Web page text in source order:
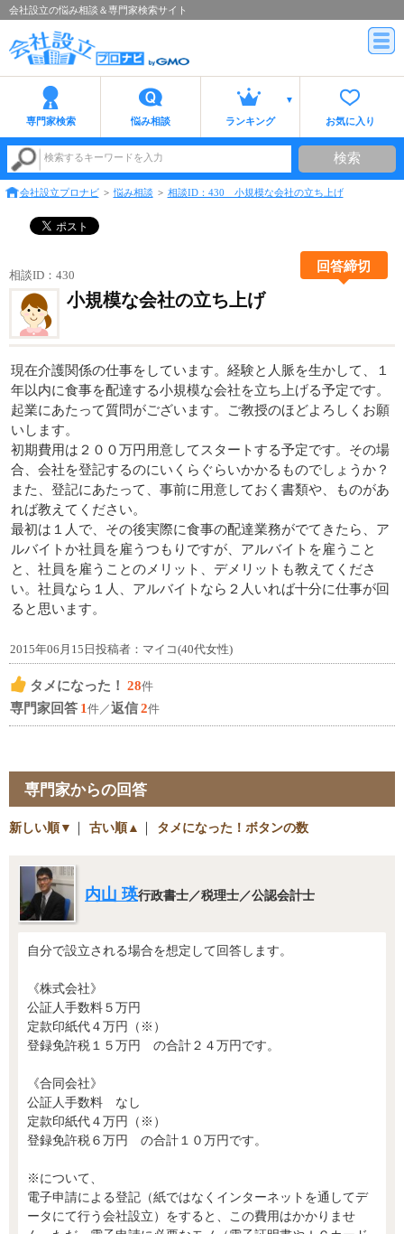
会社設立の悩み相談＆専門家検索サイト
専門家検索 悩み相談 ランキング お気に入り
検索するキーワードを入力 検索
会社設立プロナビ 悩み相談 相談ID：430 小規模な会社の立ち上げ
相談ID：430
回答締切
小規模な会社の立ち上げ
現在介護関係の仕事をしています。経験と人脈を生かして、１
年以内に食事を配達する小規模な会社を立ち上げる予定です。
起業にあたって質問がございます。ご教授のほどよろしくお願
いします。
初期費用は２００万円用意してスタートする予定です。その場
合、会社を登記するのにいくらぐらいかかるものでしょうか？
また、登記にあたって、事前に用意しておく書類や、ものがあ
れば教えてください。
最初は１人で、その後実際に食事の配達業務がでてきたら、ア
ルバイトか社員を雇うつもりですが、アルバイトを雇うこと
と、社員を雇うことのメリット、デメリットも教えてくださ
い。社員なら１人、アルバイトなら２人いれば十分に仕事が回
ると思います。
2015年06月15日投稿者：マイコ(40代女性)
タメになった！ 28件
専門家回答 1 件／返信2件
専門家からの回答
新しい順▼ 古い順▲ タメになった！ボタンの数
内山 瑛行政書士／税理士／公認会計士
自分で設立される場合を想定して回答します。
《株式会社》
公証人手数料５万円
定款印紙代４万円（※）
登録免許税１５万円 の合計２４万円です。
《合同会社》
公証人手数料 なし
定款印紙代４万円（※）
登録免許税６万円 の合計１０万円です。
※について、
電子申請による登記（紙ではなくインターネットを通してデ
ータにて行う会社設立）をすると、この費用はかかりませ